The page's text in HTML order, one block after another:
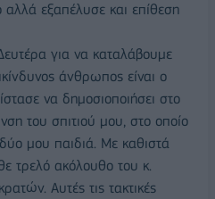
εξαπέλυσε και επίθεση
για να καταλάβουμε
άνθρωπος είναι ο
να δημοσιοποιήσει στο
του σπιτιού μου, στο οποίο
μου παιδιά. Με καθιστά
τρελό ακόλουθο του κ.
Αυτές τις τακτικές